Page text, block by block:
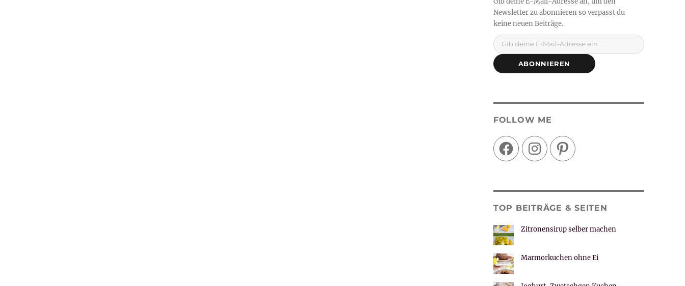
Gib deine E-Mail-Adresse ein ...
ABONNIEREN
FOLLOW ME
FacebookInstagramPinterest
TOP BEITRÄGE & SEITEN
Zitronensirup selber machen
Marmorkuchen ohne Ei